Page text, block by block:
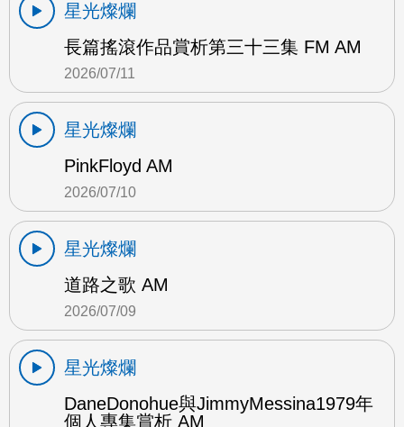
星光燦爛
長篇搖滾作品賞析第三十三集 FM AM
2026/07/11
星光燦爛
PinkFloyd AM
2026/07/10
星光燦爛
道路之歌 AM
2026/07/09
星光燦爛
DaneDonohue與JimmyMessina1979年
個人專集賞析 AM